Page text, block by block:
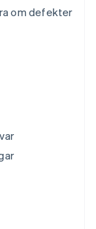
om defekter